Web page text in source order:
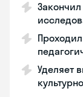
Уделяет